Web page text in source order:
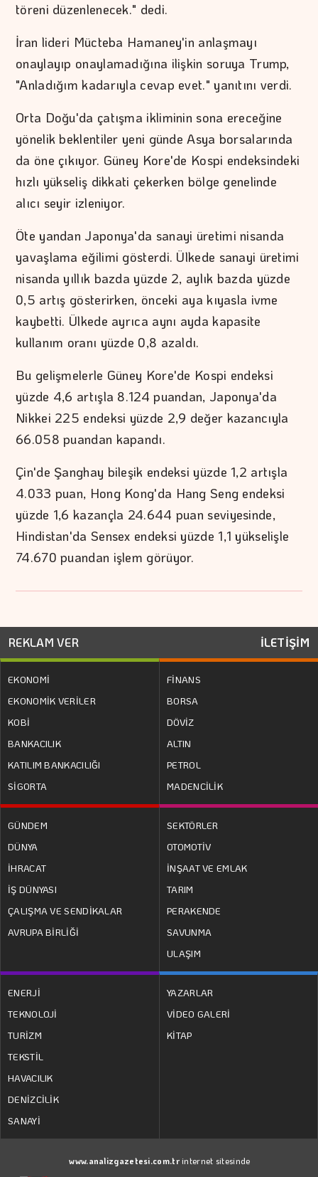
töreni düzenlenecek." dedi.
İran lideri Mücteba Hamaney'in anlaşmayı
onaylayıp onaylamadığına ilişkin soruya Trump,
"Anladığım kadarıyla cevap evet." yanıtını verdi.
Orta Doğu'da çatışma ikliminin sona ereceğine
yönelik beklentiler yeni günde Asya borsalarında
da öne çıkıyor. Güney Kore'de Kospi endeksindeki
hızlı yükseliş dikkati çekerken bölge genelinde
alıcı seyir izleniyor.
Öte yandan Japonya'da sanayi üretimi nisanda
yavaşlama eğilimi gösterdi. Ülkede sanayi üretimi
nisanda yıllık bazda yüzde 2, aylık bazda yüzde
0,5 artış gösterirken, önceki aya kıyasla ivme
kaybetti. Ülkede ayrıca aynı ayda kapasite
kullanım oranı yüzde 0,8 azaldı.
Bu gelişmelerle Güney Kore'de Kospi endeksi
yüzde 4,6 artışla 8.124 puandan, Japonya'da
Nikkei 225 endeksi yüzde 2,9 değer kazancıyla
66.058 puandan kapandı.
Çin'de Şanghay bileşik endeksi yüzde 1,2 artışla
4.033 puan, Hong Kong'da Hang Seng endeksi
yüzde 1,6 kazançla 24.644 puan seviyesinde,
Hindistan'da Sensex endeksi yüzde 1,1 yükselişle
74.670 puandan işlem görüyor.
REKLAM VER İLETİŞİM
EKONOMİ
EKONOMİK VERİLER
KOBİ
BANKACILIK
KATILIM BANKACILIĞI
SİGORTA
FİNANS
BORSA
DÖVİZ
ALTIN
PETROL
MADENCİLİK
GÜNDEM
DÜNYA
İHRACAT
İŞ DÜNYASI
ÇALIŞMA VE SENDİKALAR
AVRUPA BİRLİĞİ
SEKTÖRLER
OTOMOTİV
İNŞAAT VE EMLAK
TARIM
PERAKENDE
SAVUNMA
ULAŞIM
ENERJİ
TEKNOLOJİ
TURİZM
TEKSTİL
HAVACILIK
DENİZCİLİK
SANAYİ
YAZARLAR
VİDEO GALERİ
KİTAP
www.analizgazetesi.com.trinternet sitesinde